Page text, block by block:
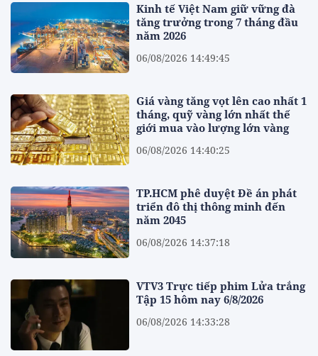
Kinh tế Việt Nam giữ vững đà
tăng trưởng trong 7 tháng đầu
năm 2026
06/08/2026 14:49:45
Giá vàng tăng vọt lên cao nhất 1
tháng, quỹ vàng lớn nhất thế
giới mua vào lượng lớn vàng
06/08/2026 14:40:25
TP.HCM phê duyệt Đề án phát
triển đô thị thông minh đến
năm 2045
06/08/2026 14:37:18
VTV3 Trực tiếp phim Lửa trắng
Tập 15 hôm nay 6/8/2026
06/08/2026 14:33:28